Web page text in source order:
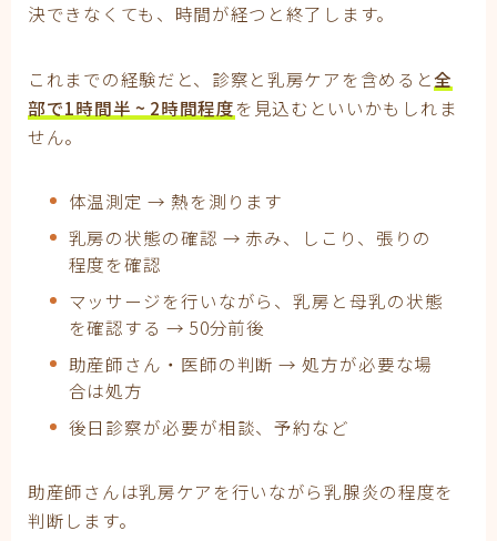
決できなくても、時間が経つと終了します。
これまでの経験だと、診察と乳房ケアを含めると全
部で1時間半 ~ 2時間程度を見込むといいかもしれま
せん。
体温測定 → 熱を測ります
乳房の状態の確認 → 赤み、しこり、張りの
程度を確認
マッサージを行いながら、乳房と母乳の状態
を確認する → 50分前後
助産師さん・医師の判断 → 処方が必要な場
合は処方
後日診察が必要が相談、予約など
助産師さんは乳房ケアを行いながら乳腺炎の程度を
判断します。